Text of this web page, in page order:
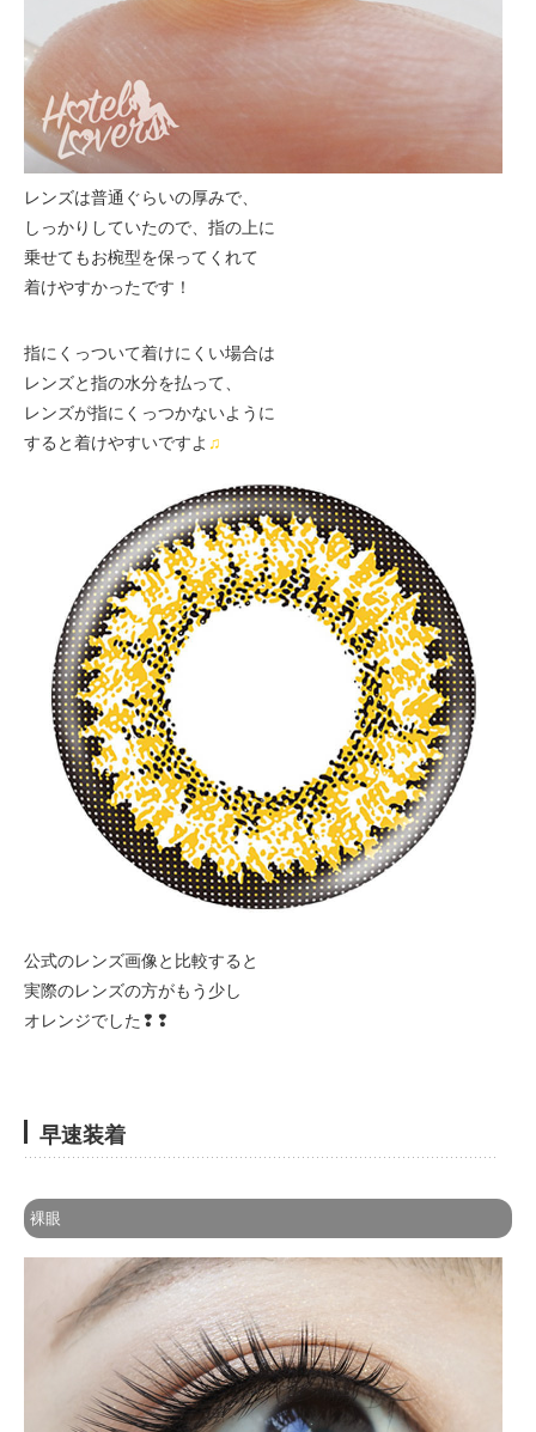
レンズは普通ぐらいの厚みで、
しっかりしていたので、指の上に
乗せてもお椀型を保ってくれて
着けやすかったです！
指にくっついて着けにくい場合は
レンズと指の水分を払って、
レンズが指にくっつかないように
すると着けやすいですよ ♫
公式のレンズ画像と比較すると
実際のレンズの方がもう少し
オレンジでした❢❢
早速装着
裸眼